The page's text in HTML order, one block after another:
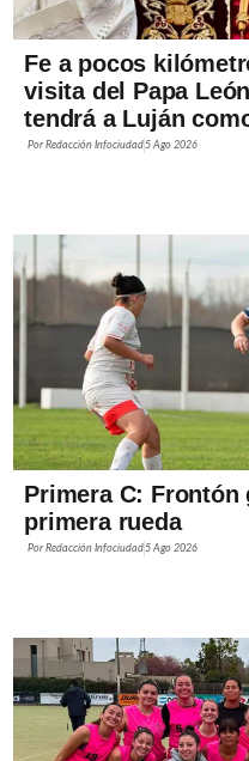
Fe a pocos
visita del Papa
tendrá a Luján
PorRedacción Infociudad 5 Ago 2026
Primera C: Frontón
primera rueda
PorRedacción Infociudad 5 Ago 2026